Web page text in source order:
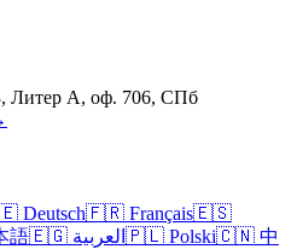
Литер А, оф. 706, СПб
Deutsch🇫🇷 Français🇪🇸
語🇪🇬 العربية 🇵🇱 Polski🇨🇳 中